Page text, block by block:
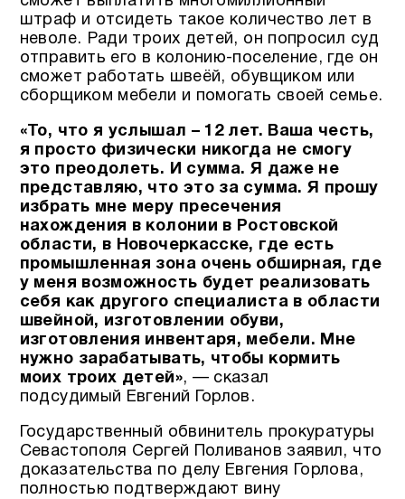
штраф и отсидеть такое количество лет в
неволе. Ради троих детей, он попросил суд
отправить его в колонию-поселение, где он
сможет работать швеёй, обувщиком или
сборщиком мебели и помогать своей семье.
«То, что я услышал – 12 лет. Ваша честь,
я просто физически никогда не смогу
это преодолеть. И сумма. Я даже не
представляю, что это за сумма. Я прошу
избрать мне меру пресечения
нахождения в колонии в Ростовской
области, в Новочеркасске, где есть
промышленная зона очень обширная, где
у меня возможность будет реализовать
себя как другого специалиста в области
швейной, изготовлении обуви,
изготовления инвентаря, мебели. Мне
нужно зарабатывать, чтобы кормить
моих троих детей», — сказал
подсудимый Евгений Горлов.
Государственный обвинитель прокуратуры
Севастополя Сергей Поливанов заявил, что
доказательства по делу Евгения Горлова,
полностью подтверждают вину